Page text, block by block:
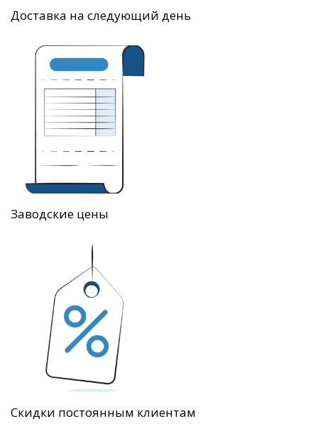
Доставка на следующий день
Заводские цены
Скидки постоянным клиентам